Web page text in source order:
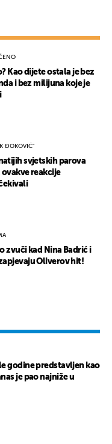
Kao dijete ostala je bez
i bez milijuna koje je
ĐOKOVIĆ"
svjetskih parova
reakcije
zvuči kad Nina Badrić i
Oliverov hit!
godine predstavljen kao
je pao najniže u